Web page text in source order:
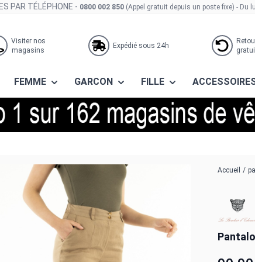
PAR TÉLÉPHONE - 0800 002 850 (Appel gratuit depuis un poste fixe) - Du
Visiter nos
magasins
Expédié sous 24h
FEMME GARCON FILLE
tabac Accueil /